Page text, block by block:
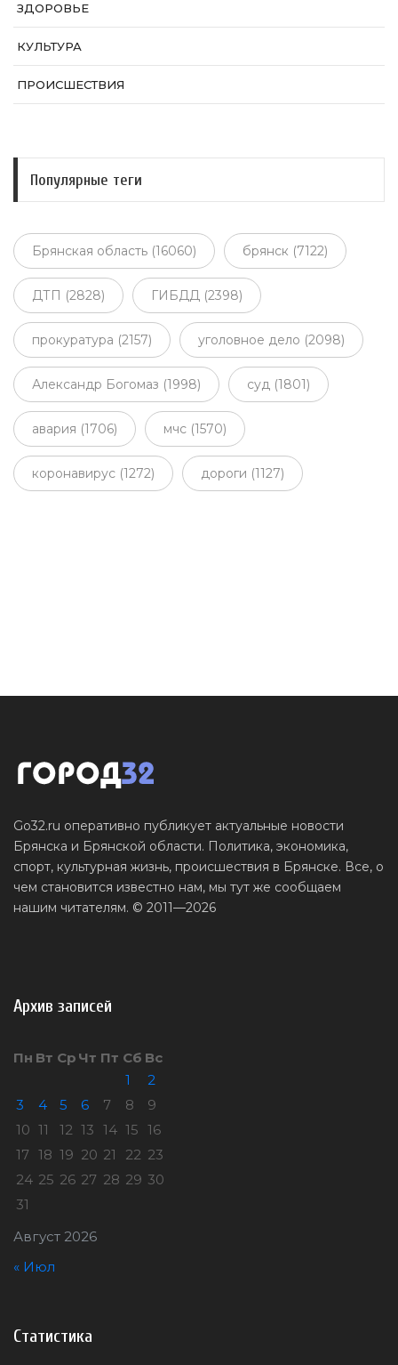
ЗДОРОВЬЕ
КУЛЬТУРА
ПРОИСШЕСТВИЯ
Популярные теги
Брянская область (16060) брянск (7122)
ДТП (2828) ГИБДД (2398)
прокуратура (2157) уголовное дело (2098)
Александр Богомаз (1998) суд (1801)
авария (1706) мчс (1570)
коронавирус (1272) дороги (1127)
Go32.ru оперативно публикует актуальные новости
Брянска и Брянской области. Политика, экономика,
спорт, культурная жизнь, происшествия в Брянске. Все, о
чем становится известно нам, мы тут же сообщаем
нашим читателям. © 2011—2026
Архив записей
Август 2026
Пн Вт Ср Чт Пт Сб Вс
1
2
3
4 5 6 7 8
9
10 11 12 13 14 15 16
17 18 19 20 21 22 23
24 25 26 27 28 29 30
31
« Июл
Статистика